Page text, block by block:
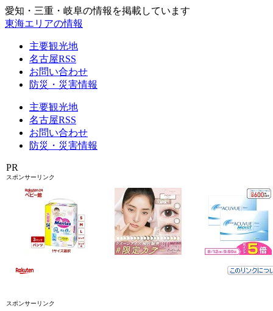
愛知・三重・岐阜の情報を掲載しています
東海エリアの情報
主要観光地
名古屋RSS
お問い合わせ
防災・災害情報
主要観光地
名古屋RSS
お問い合わせ
防災・災害情報
PR
スポンサーリンク
スポンサーリンク